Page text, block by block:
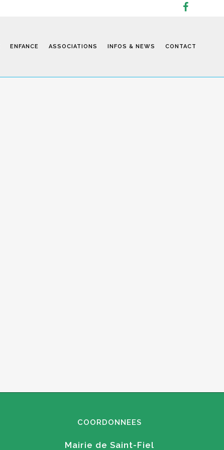
ENFANCE ASSOCIATIONS INFOS & NEWS CONTACT
COORDONNEES
Mairie de Saint-Fiel